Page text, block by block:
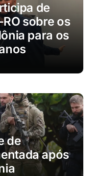
de
sobre os
para os
de
após